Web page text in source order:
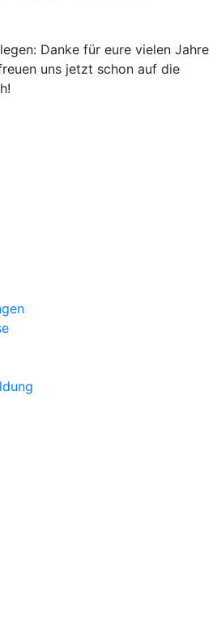
Danke für eure vielen Jahre
uns jetzt schon auf die